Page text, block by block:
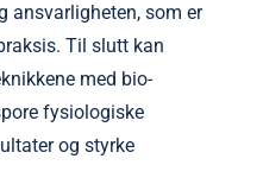
ansvarligheten, som er
Til slutt kan
med bio-
fysiologiske
og styrke